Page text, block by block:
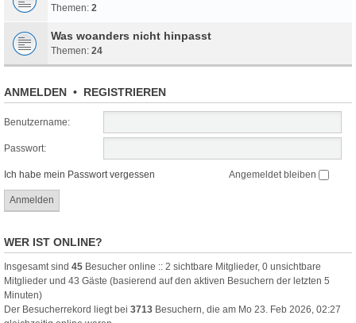
Themen: 2
Was woanders nicht hinpasst
Themen: 24
ANMELDEN • REGISTRIEREN
Benutzername:
Passwort:
Ich habe mein Passwort vergessen Angemeldet bleiben
WER IST ONLINE?
Insgesamt sind 45 Besucher online :: 2 sichtbare Mitglieder, 0 unsichtbare
Mitglieder und 43 Gäste (basierend auf den aktiven Besuchern der letzten 5
Minuten)
Der Besucherrekord liegt bei 3713 Besuchern, die am Mo 23. Feb 2026, 02:27